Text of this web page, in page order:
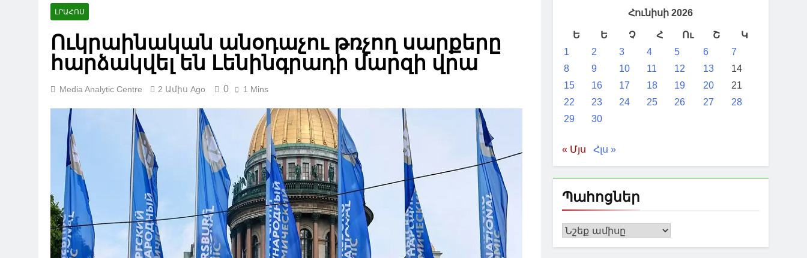
ԼՐԱՀՈՍ
Ուկրաինական անօդաչու թռչող սարքերը
հարձակվել են Լենինգրադի մարզի վրա
Media Analytic Centre 2 Ամիս Ago 0 1 Mins
Հունիսի 2026
Ե Ե Չ Հ Ու Շ
Կ
1
2 3 4 5 6
7
8
9 10 11 12 13
14
15
16 17 18 19 20
21
22
23 24 25 26 27
28
29
30
« Մյս Հլս »
Պահոցներ
Պահոցներ